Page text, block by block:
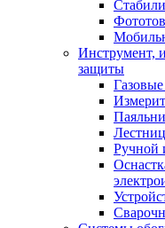
Инструмент,
защиты
Ручной